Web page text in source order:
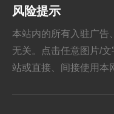
风险提示
本站内的所有入驻广告
无关。点击任意图片/
站或直接、间接使用本